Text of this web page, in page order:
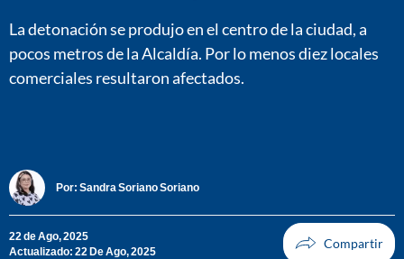
La detonación se produjo en el centro de la ciudad, a
pocos metros de la Alcaldía. Por lo menos diez locales
comerciales resultaron afectados.
Por: Sandra Soriano Soriano
22 de Ago, 2025
Actualizado: 22 De Ago, 2025